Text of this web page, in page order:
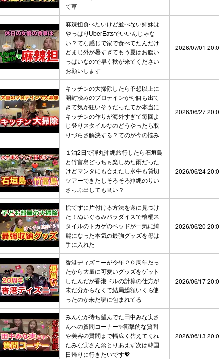
て草
麻辣担食べたいけど並べない姉妹は
やっぱりUberEatsでいいんじゃな
い？てな感じで家で食べてたんだけ
どまじ外が暑すぎてもう夏はお腹い
っぱいなので早く秋が来てください
お願いします
2026/07/01
キッチンの大掃除したら予想以上に
開封済みのプロテインが何個も出て
きて気が狂いそうだったてか本当に
キッチンの作りが海外すぎて毎回よ
じ登りスタイルなのどうやったら取
りづらさ解決する？てのが今の悩み
2026/06/27
１泊2日で弾丸沖縄旅行したら石垣島
と竹富島どっちも楽しめた雨だった
けどマンタにも会えたし水牛も貸切
ツアーできたしそろそろ沖縄のりい
さっぷ出しても良い？
2026/06/24
捨てずに片付ける方法を遂に見つけ
た！ぬいぐるみパラダイスで棺桶ス
タイルのトカゲのベッドが一気に綺
麗になった本気の最強グッズを母は
手に入れた
2026/06/20
香港ディズニーが今年２０周年だっ
たから大量に可愛いグッズをゲット
したんだが香港ドルの計算の仕方が
未だ分からなくて結局総額いくら使
ったのか未だ謎に包まれてる
2026/06/17
みんなが待ち望んでた田中みな実さ
んへの質問コーナー✨衝撃的な質問
や美容の質問まで幅広く答えてくれ
たみな実さん🎀とりあえず次は韓国
日帰りに行きたいです💖
2026/06/13